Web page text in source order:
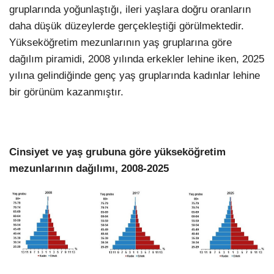
gruplarında yoğunlaştığı, ileri yaşlara doğru oranların
daha düşük düzeylerde gerçekleştiği görülmektedir.
Yükseköğretim mezunlarının yaş gruplarına göre
dağılım piramidi, 2008 yılında erkekler lehine iken, 2025
yılına gelindiğinde genç yaş gruplarında kadınlar lehine
bir görünüm kazanmıştır.
Cinsiyet ve yaş grubuna göre yükseköğretim
mezunlarının dağılımı, 2008-2025